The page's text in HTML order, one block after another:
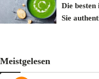
Die besten
Sie
Meistgelesen